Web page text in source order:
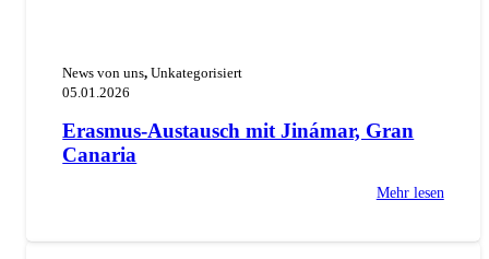
News von uns,Unkategorisiert
05.01.2026
Erasmus-Austausch mit Jinámar, Gran
Canaria
Mehr lesen